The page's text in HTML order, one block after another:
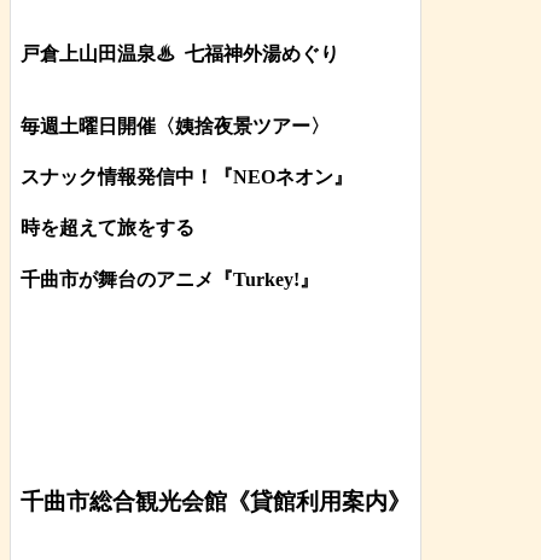
戸倉上山田温泉♨ 七福神外湯めぐり
毎週土曜日開催〈姨捨夜景ツアー〉
スナック情報発信中！『NEOネオン』
時を超えて旅をする
千曲市が舞台のアニメ『Turkey!』
千曲市総合観光会館《貸館利用案内》